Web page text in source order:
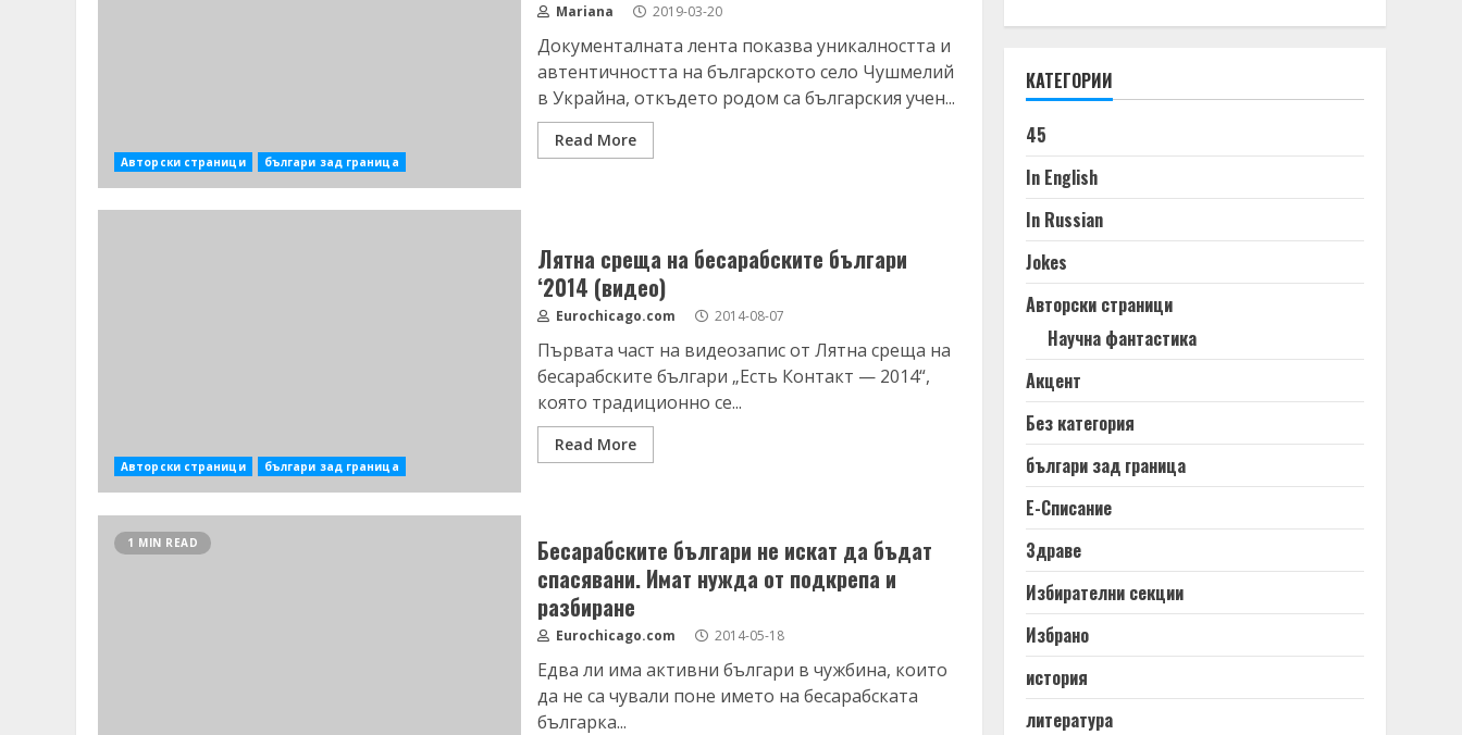
Авторски страници българи зад граница
Mariana 2019-03-20
Документалната лента показва уникалността и
автентичността на българското село Чушмелий
в Украйна, откъдето родом са българския учен...
Read More
Авторски страници българи зад граница
Лятна среща на бесарабските българи
‘2014 (видео)
Eurochicago.com 2014-08-07
Първата част на видеозапис от Лятна среща на
бесарабските българи „Есть Контакт — 2014“,
която традиционно се...
Read More
1 MIN READ
Бесарабските българи не искат да бъдат
спасявани. Имат нужда от подкрепа и
разбиране
Eurochicago.com 2014-05-18
Едва ли има активни българи в чужбина, които
да не са чували поне името на бесарабската
българка...
КАТЕГОРИИ
45
In English
In Russian
Jokes
Авторски страници
Научна фантастика
Акцент
Без категория
българи зад граница
Е-Списание
Здраве
Избирателни секции
Избрано
история
литература